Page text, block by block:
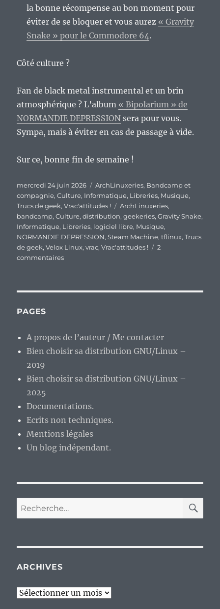
la bonne récompense au bon moment pour
éviter de se bloquer et vous aurez « Gravity
Snake » pour le Commodore 64.
Côté culture ?
Fan de black metal instrumental et un brin
atmosphérique ? L’album « Bipolarium » de
NORMANDIE DEPRESSION sera pour vous.
Sympa, mais à éviter en cas de passage à vide.
Sur ce, bonne fin de semaine !
Publié
le
mercredi 24 juin 2026 Catégories
ArchLinuxeries, Bandcamp et
compagnie,Culture, Informatique, Libreries, Musique,
Trucs de geek,Vrac'attitudes ! Étiquettes
ArchLinuxeries,
bandcamp,Culture,distribution,geekeries,Gravity Snake,
Informatique, Libreries, logiciel libre, Musique,
NORMANDIE DEPRESSION,Steam Machine,tflinux,Trucs
de geek,Velox Linux,vrac,Vrac'attitudes !
2
commentairessur
PAGES
A propos de l’auteur / Me contacter
Bien choisir sa distribution GNU/Linux –
2019
Bien choisir sa distribution GNU/Linux –
2025
Documentations.
Ecrits non techniques.
Mentions légales
Un blog indépendant.
Recherche
pour :
ARCHIVES
Archives